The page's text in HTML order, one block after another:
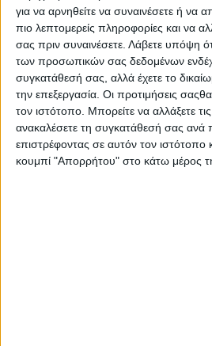
για να αρνηθείτε να συναινέσετε ή να
πιο λεπτομερείς πληροφορίες και να
σας πριν συναινέσετε. Λάβετε υπόψη
των προσωπικών σας δεδομένων
συγκατάθεσή σας, αλλά έχετε το
την επεξεργασία. Οι προτιμήσεις
τον ιστότοπο. Μπορείτε να αλλάξετε
ανακαλέσετε τη συγκατάθεσή σας ανά
επιστρέφοντας σε αυτόν τον ιστότοπο
κουμπί "Απορρήτου" στο κάτω μέρος
κουβαλούν την ιστορία της
την ευκαιρία στο κοινό της
από τις πιο οδυνηρές στιγμές
Ελληνισμού.
Παράλληλα η μεταφορά
από ηθοποιούς της Κρήτης θα
θέση να σκεφτεί πάνω σε
ιστορικά θέματα.